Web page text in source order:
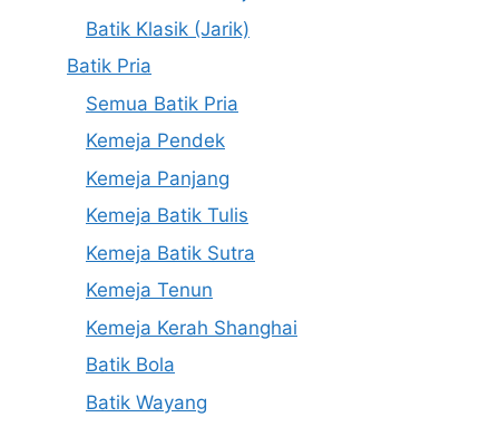
Batik Klasik (Jarik)
Batik Pria
Semua Batik Pria
Kemeja Pendek
Kemeja Panjang
Kemeja Batik Tulis
Kemeja Batik Sutra
Kemeja Tenun
Kemeja Kerah Shanghai
Batik Bola
Batik Wayang